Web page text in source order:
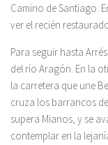
Camino de Santiago.
ver el recién
Para seguir hasta
del río Aragón. En la
la carretera que une
cruza los barrancos
supera Mianos, y se
contemplar en la